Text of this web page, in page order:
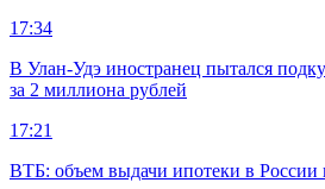
17:34
В Улан-Удэ иностранец пытался
за 2 миллиона рублей
17:21
ВТБ: объем выдачи ипотеки в России